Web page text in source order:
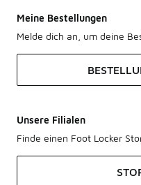
Meine Bestellungen
Melde dich an, um deine
Unsere Filialen
Finde einen Foot Locker